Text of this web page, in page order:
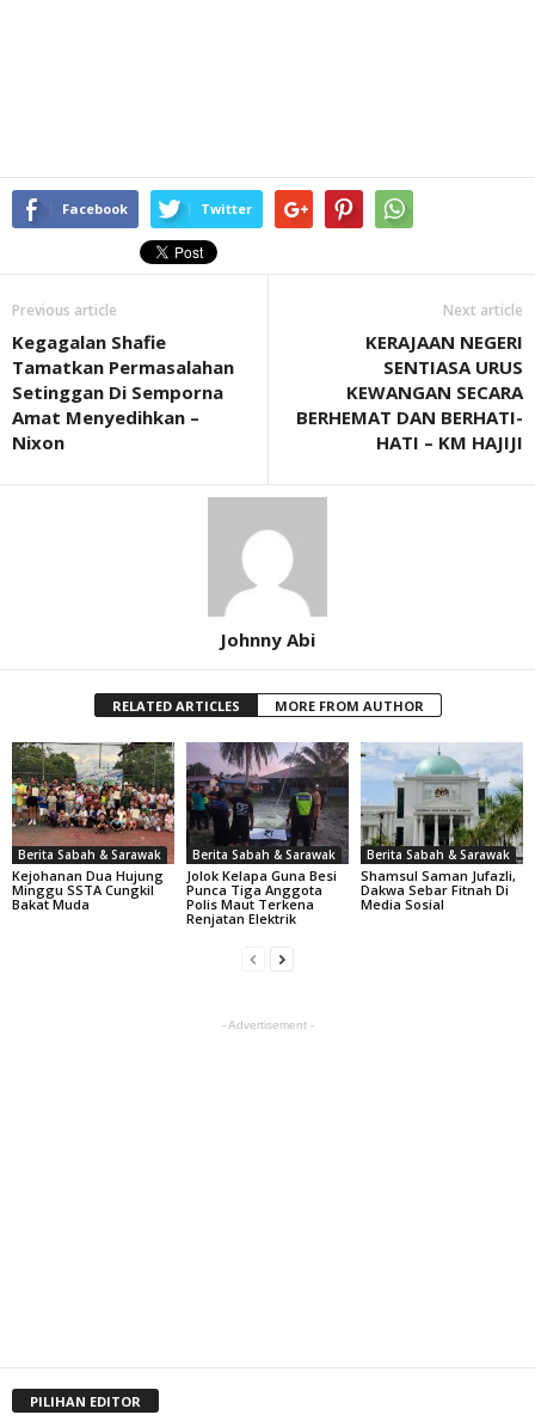
Facebook Twitter
Previous article
Kegagalan Shafie
Tamatkan Permasalahan
Setinggan Di Semporna
Amat Menyedihkan –
Nixon
Next article
KERAJAAN NEGERI
SENTIASA URUS
KEWANGAN SECARA
BERHEMAT DAN BERHATI-
HATI – KM HAJIJI
Johnny Abi
RELATED ARTICLES MORE FROM AUTHOR
Berita Sabah & Sarawak
Kejohanan Dua Hujung
Minggu SSTA Cungkil
Bakat Muda
Berita Sabah & Sarawak
Jolok Kelapa Guna Besi
Punca Tiga Anggota
Polis Maut Terkena
Renjatan Elektrik
Berita Sabah & Sarawak
Shamsul Saman Jufazli,
Dakwa Sebar Fitnah Di
Media Sosial
- Advertisement -
PILIHAN EDITOR